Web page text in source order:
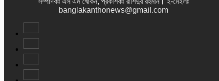
banglakanthonews@gmail.com